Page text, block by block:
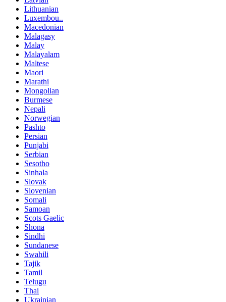
Lithuanian
Luxembou..
Macedonian
Malagasy
Malay
Malayalam
Maltese
Maori
Marathi
Mongolian
Burmese
Nepali
Norwegian
Pashto
Persian
Punjabi
Serbian
Sesotho
Sinhala
Slovak
Slovenian
Somali
Samoan
Scots Gaelic
Shona
Sindhi
Sundanese
Swahili
Tajik
Tamil
Telugu
Thai
Ukrainian